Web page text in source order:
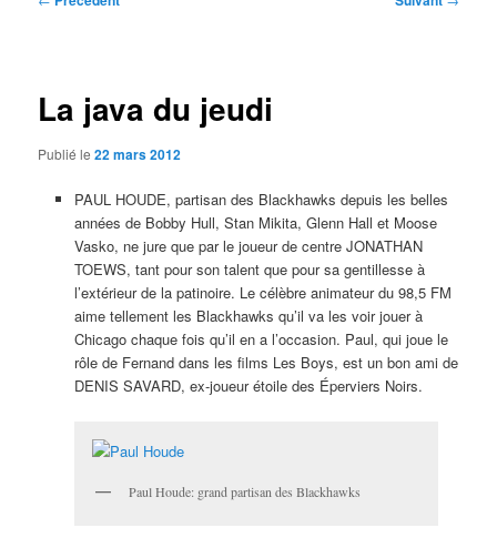
La java du jeudi
Publié le22 mars 2012
PAUL HOUDE, partisan des Blackhawks depuis les belles
années de Bobby Hull, Stan Mikita, Glenn Hall et Moose
Vasko, ne jure que par le joueur de centre JONATHAN
TOEWS, tant pour son talent que pour sa gentillesse à
l’extérieur de la patinoire. Le célèbre animateur du 98,5 FM
aime tellement les Blackhawks qu’il va les voir jouer à
Chicago chaque fois qu’il en a l’occasion. Paul, qui joue le
rôle de Fernand dans les films Les Boys, est un bon ami de
DENIS SAVARD, ex-joueur étoile des Éperviers Noirs.
Paul Houde: grand partisan des Blackhawks